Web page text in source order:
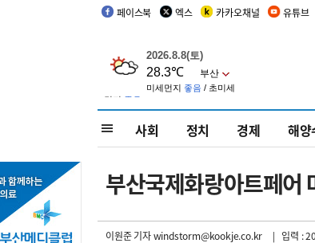
페이스북 엑스 카카오채널 유튜브
사회 정치 경제 해
부산국제화랑아트페어
이원준 기자windstorm@kookje.co.kr | 입력 :